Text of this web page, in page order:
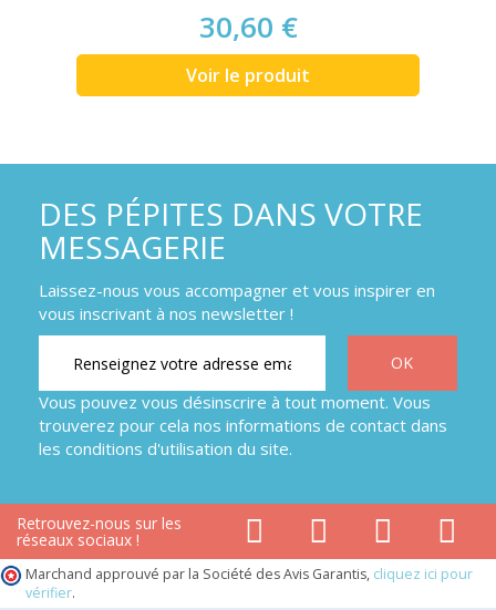
30,60 €
Voir le produit
DES PÉPITES DANS VOTRE
MESSAGERIE
Laissez-nous vous accompagner et vous inspirer en
vous inscrivant à nos newsletter !
Vous pouvez vous désinscrire à tout moment. Vous
trouverez pour cela nos informations de contact dans
les conditions d'utilisation du site.
Retrouvez-nous sur les
réseaux sociaux !
Marchand approuvé par la Société des Avis Garantis, cliquez ici pour
vérifier.